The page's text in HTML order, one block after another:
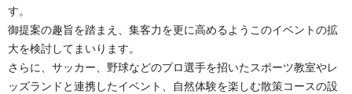
す。
御提案の趣旨を踏まえ、集客力を更に高めるようこのイベントの拡
大を検討してまいります。
さらに、サッカー、野球などのプロ選手を招いたスポーツ教室やレ
ッズランドと連携したイベント、自然体験を楽しむ散策コースの設